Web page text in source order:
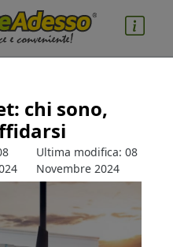
chi sono,
Ultima modifica: 08
Novembre 2024